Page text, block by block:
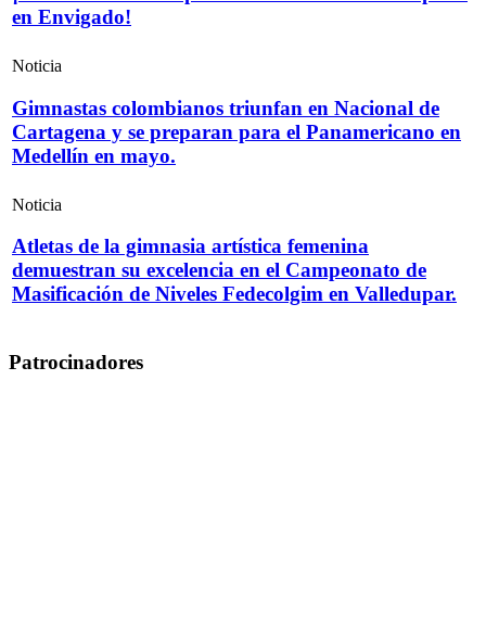
en Envigado!
Noticia
Gimnastas colombianos triunfan en Nacional de
Cartagena y se preparan para el Panamericano en
Medellín en mayo.
Noticia
Atletas de la gimnasia artística femenina
demuestran su excelencia en el Campeonato de
Masificación de Niveles Fedecolgim en Valledupar.
Patrocinadores